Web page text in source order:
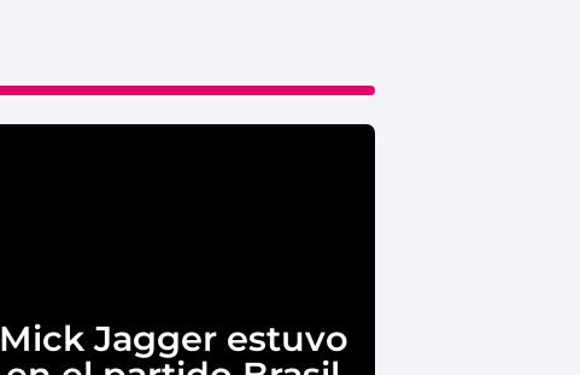
Mick Jagger estuvo